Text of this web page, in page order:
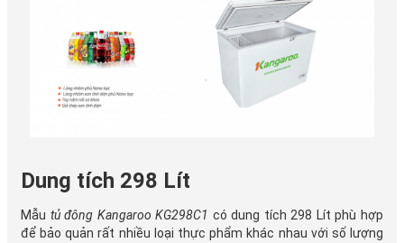
Dung tích 298 Lít
Mẫu tủ đông Kangaroo KG298C1 có dung tích 298 Lít phù hợp
để bảo quản rất nhiều loại thực phẩm khác nhau với số lượng